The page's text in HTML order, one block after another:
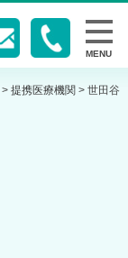
MENU
>提携医療機関 >世田谷